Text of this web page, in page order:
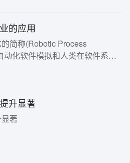
具前瞻性，
的应用
简称(Robotic Process
化软件模拟和人类在软件系统
根据相应
作，降低企业人工成本。从而可
风险，帮助企业实现精益化管
升显著
著